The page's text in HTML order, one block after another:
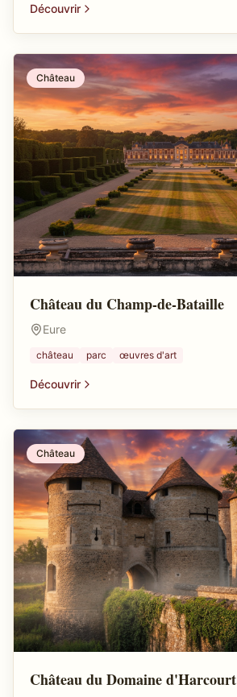
Découvrir
Château
Château du Champ-de-Bataille
Eure
château parc œuvres d'art
Découvrir
Château
Château du Domaine d'Harcourt